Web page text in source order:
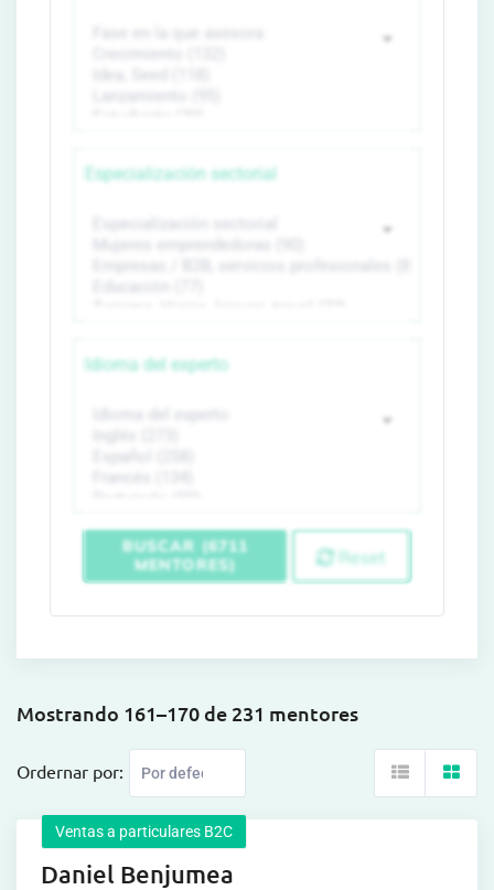
Especialización sectorial
Idioma del experto
BUSCAR (6711
MENTORES)
Reset
Mostrando 161–170 de 231 mentores
Ordernar por:
Ventas a particulares B2C
Daniel Benjumea